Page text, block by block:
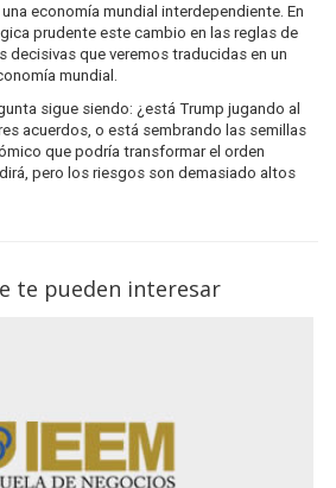
economía mundial interdependiente. En
prudente este cambio en las reglas de
decisivas que veremos traducidas en un
mundial.
sigue siendo: ¿está Trump jugando al
acuerdos, o está sembrando las semillas
que podría transformar el orden
pero los riesgos son demasiado altos
te pueden interesar